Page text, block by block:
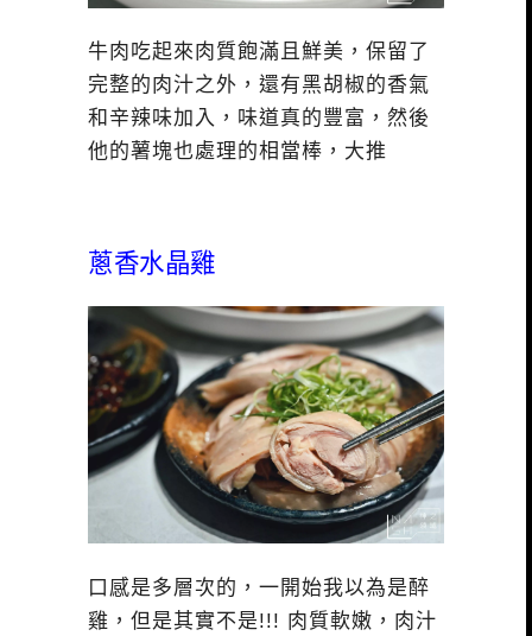
牛肉吃起來肉質飽滿且鮮美，保留了
完整的肉汁之外，還有黑胡椒的香氣
和辛辣味加入，味道真的豐富，然後
他的薯塊也處理的相當棒，大推
蔥香水晶雞
口感是多層次的，一開始我以為是醉
雞，但是其實不是!!! 肉質軟嫩，肉汁